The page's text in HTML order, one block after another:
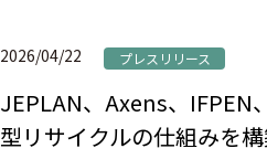
2026/04/22 プレスリリース
JEPLAN、Axens、IFPEN
型リサイクルの仕組みを